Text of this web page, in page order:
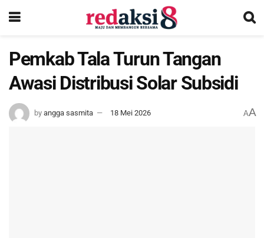
Pemkab Tala Turun Tangan
Awasi Distribusi Solar Subsidi
by angga sasmita 18 Mei 2026 AA